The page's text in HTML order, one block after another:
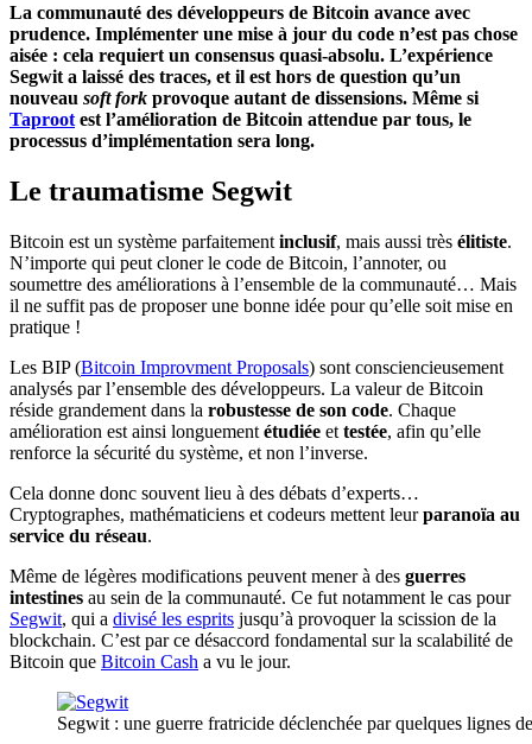
La communauté des développeurs de Bitcoin avance avec
prudence. Implémenter une mise à jour du code n’est pas chose
aisée : cela requiert un consensus quasi-absolu. L’expérience
Segwit a laissé des traces, et il est hors de question qu’un
nouveau soft fork provoque autant de dissensions. Même si
Taproot est l’amélioration de Bitcoin attendue par tous, le
processus d’implémentation sera long.
Le traumatisme Segwit
Bitcoin est un système parfaitement inclusif, mais aussi très élitiste.
N’importe qui peut cloner le code de Bitcoin, l’annoter, ou
soumettre des améliorations à l’ensemble de la communauté… Mais
il ne suffit pas de proposer une bonne idée pour qu’elle soit mise en
pratique !
Les BIP (Bitcoin Improvment Proposals) sont consciencieusement
analysés par l’ensemble des développeurs. La valeur de Bitcoin
réside grandement dans la robustesse de son code. Chaque
amélioration est ainsi longuement étudiée et testée, afin qu’elle
renforce la sécurité du système, et non l’inverse.
Cela donne donc souvent lieu à des débats d’experts…
Cryptographes, mathématiciens et codeurs mettent leurparanoïa au
service du réseau.
Même de légères modifications peuvent mener à des guerres
intestines au sein de la communauté. Ce fut notamment le cas pour
Segwit, qui a divisé les esprits jusqu’à provoquer la scission de la
blockchain. C’est par ce désaccord fondamental sur la scalabilité de
Bitcoin que Bitcoin Cash a vu le jour.
Segwit : une guerre fratricide déclenchée par quelques lignes